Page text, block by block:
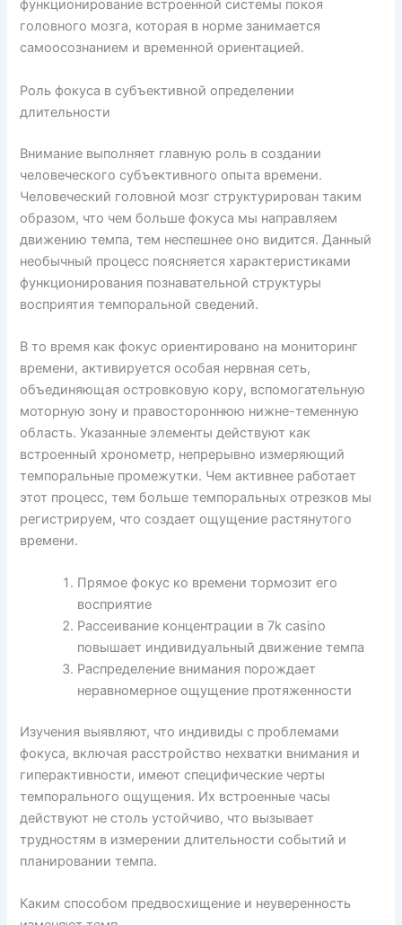
функционирование встроенной системы покоя
головного мозга, которая в норме занимается
самоосознанием и временной ориентацией.
Роль фокуса в субъективной определении
длительности
Внимание выполняет главную роль в создании
человеческого субъективного опыта времени.
Человеческий головной мозг структурирован таким
образом, что чем больше фокуса мы направляем
движению темпа, тем неспешнее оно видится. Данный
необычный процесс поясняется характеристиками
функционирования познавательной структуры
восприятия темпоральной сведений.
В то время как фокус ориентировано на мониторинг
времени, активируется особая нервная сеть,
объединяющая островковую кору, вспомогательную
моторную зону и правостороннюю нижне-теменную
область. Указанные элементы действуют как
встроенный хронометр, непрерывно измеряющий
темпоральные промежутки. Чем активнее работает
этот процесс, тем больше темпоральных отрезков мы
регистрируем, что создает ощущение растянутого
времени.
Прямое фокус ко времени тормозит его
восприятие
Рассеивание концентрации в 7k casino
повышает индивидуальный движение темпа
Распределение внимания порождает
неравномерное ощущение протяженности
Изучения выявляют, что индивиды с проблемами
фокуса, включая расстройство нехватки внимания и
гиперактивности, имеют специфические черты
темпорального ощущения. Их встроенные часы
действуют не столь устойчиво, что вызывает
трудностям в измерении длительности событий и
планировании темпа.
Каким способом предвосхищение и неуверенность